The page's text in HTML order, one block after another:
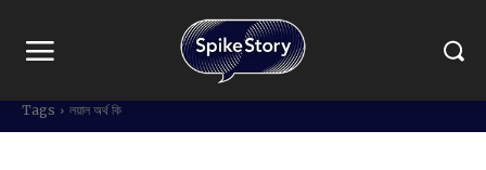
Tags লয়াল অর্থ কি